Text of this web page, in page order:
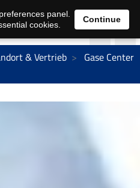
& Vertrieb
Gase Center
panel.
cookies.
Continue